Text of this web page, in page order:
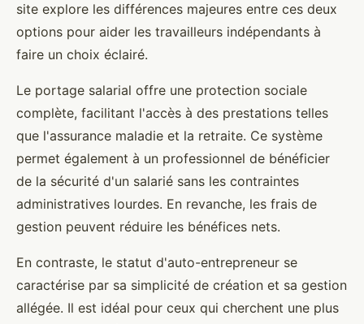
site explore les différences majeures entre ces deux
options pour aider les travailleurs indépendants à
faire un choix éclairé.
Le portage salarial offre une protection sociale
complète, facilitant l'accès à des prestations telles
que l'assurance maladie et la retraite. Ce système
permet également à un professionnel de bénéficier
de la sécurité d'un salarié sans les contraintes
administratives lourdes. En revanche, les frais de
gestion peuvent réduire les bénéfices nets.
En contraste, le statut d'auto-entrepreneur se
caractérise par sa simplicité de création et sa gestion
allégée. Il est idéal pour ceux qui cherchent une plus